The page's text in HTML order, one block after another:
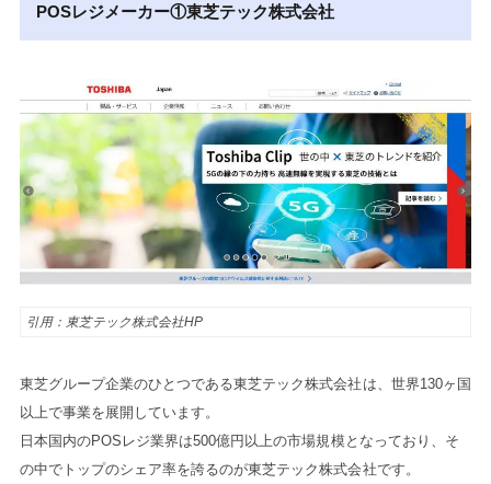
POSレジメーカー①東芝テック株式会社
引用：東芝テック株式会社HP
東芝グループ企業のひとつである東芝テック株式会社は、世界130ヶ国
以上で事業を展開しています。
日本国内のPOSレジ業界は500億円以上の市場規模となっており、そ
の中でトップのシェア率を誇るのが東芝テック株式会社です。